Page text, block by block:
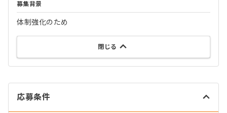
募集背景
体制強化のため
閉じる
応募条件